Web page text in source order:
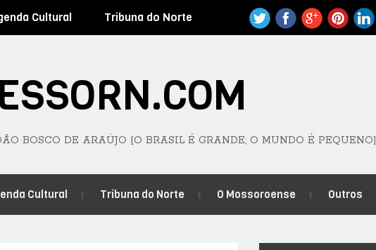
Cultural Tribuna do Norte
BOSCO DE ARAÚJO [O BRASIL É GRANDE; O MUNDO É PEQUENO]
Cultural Tribuna do Norte O Mossoroense Outros